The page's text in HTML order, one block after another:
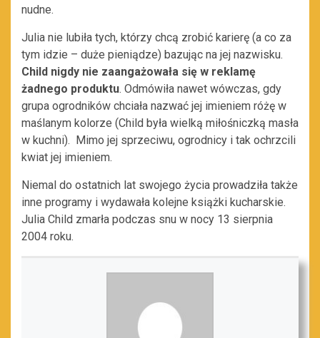
nudne.
Julia nie lubiła tych, którzy chcą zrobić karierę (a co za
tym idzie – duże pieniądze) bazując na jej nazwisku.
Child nigdy nie zaangażowała się w reklamę
żadnego produktu. Odmówiła nawet wówczas, gdy
grupa ogrodników chciała nazwać jej imieniem różę w
maślanym kolorze (Child była wielką miłośniczką masła
w kuchni). Mimo jej sprzeciwu, ogrodnicy i tak ochrzcili
kwiat jej imieniem.
Niemal do ostatnich lat swojego życia prowadziła także
inne programy i wydawała kolejne książki kucharskie.
Julia Child zmarła podczas snu w nocy 13 sierpnia
2004 roku.